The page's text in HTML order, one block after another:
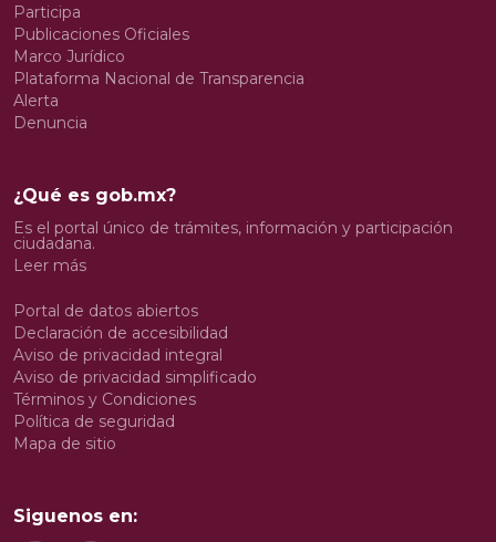
Participa
Publicaciones Oficiales
Marco Jurídico
Plataforma Nacional de Transparencia
Alerta
Denuncia
¿Qué es gob.mx?
Es el portal único de trámites, información y participación
ciudadana.
Leer más
Portal de datos abiertos
Declaración de accesibilidad
Aviso de privacidad integral
Aviso de privacidad simplificado
Términos y Condiciones
Política de seguridad
Mapa de sitio
Siguenos en: